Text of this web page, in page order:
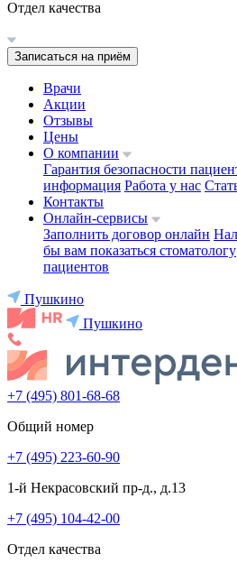
Отдел качества
Записаться на приём
Врачи
Акции
Отзывы
Цены
О компании
Гарантия безопасности
информация Работа у нас
Контакты
Онлайн-сервисы
Заполнить договор онлайн
бы вам показаться стоматологу
пациентов
Пушкино
Пушкино
+7 (495) 801-68-68
Общий номер
+7 (495) 223-60-90
1-й Некрасовский пр-д., д.13
+7 (495) 104-42-00
Отдел качества